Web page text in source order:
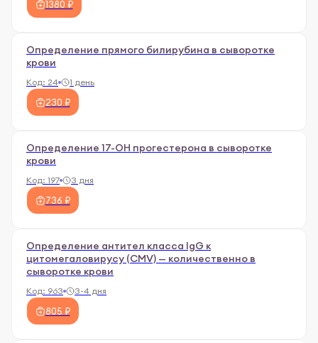
1380 ₽
Определение прямого билирубина в сыворотке
крови
Код: 24 1 день
230 ₽
Определение 17-ОН прогестерона в сыворотке
крови
Код: 197 3 дня
736 ₽
Определение антител класса IgG к
цитомегаловирусу (CMV) — количественно в
сыворотке крови
Код: 963 3-4 дня
805 ₽